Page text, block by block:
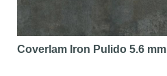
Coverlam Iron Pulido 5.6 mm